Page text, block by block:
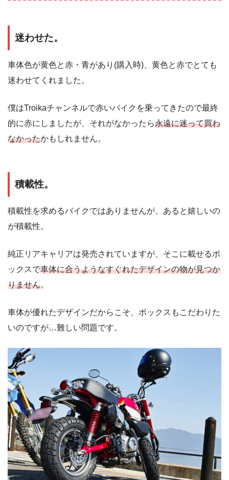
迷わせた。
車体色が黄色と赤・青があり(購入時)、黄色と赤でとても
迷わせてくれました。
僕はTroikaチャンネルで赤いバイクを乗ってきたので最終
的に赤にしましたが、それがなかったら永遠に迷って買わ
なかったかもしれません。
積載性。
積載性を求めるバイクではありませんが、あると嬉しいの
が積載性。
純正リアキャリアは発売されていますが、そこに載せるボ
ックスで車体に合うようなすぐれたデザインの物が見つか
りません。
車体が優れたデザインだからこそ、ボックスもこだわりた
いのですが…難しい問題です。